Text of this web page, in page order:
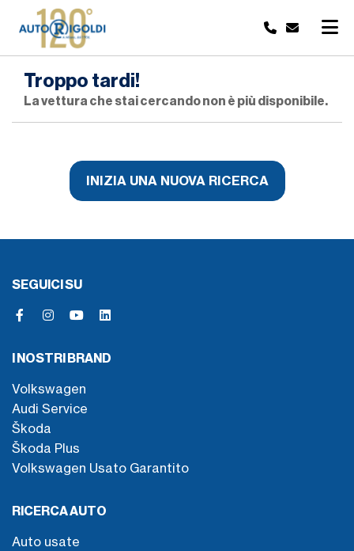
Troppo tardi!
La vettura che stai cercando non è più disponibile.
INIZIA UNA NUOVA RICERCA
SEGUICI SU
I NOSTRI BRAND
Volkswagen
Audi Service
Škoda
Škoda Plus
Volkswagen Usato Garantito
RICERCA AUTO
Auto usate